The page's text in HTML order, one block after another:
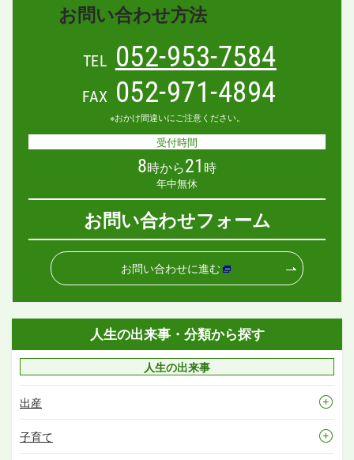
お問い合わせ方法
TEL 052-953-7584
FAX 052-971-4894
※おかけ間違いにご注意ください。
受付時間
8時から21 時
年中無休
お問い合わせフォーム
お問い合わせに進む
人生の出来事・分類から探す
人生の出来事
出産
子育て